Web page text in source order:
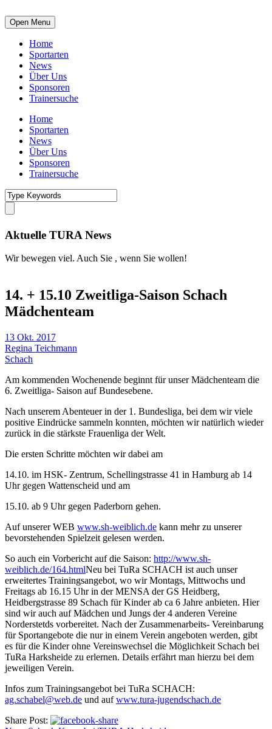
Open Menu
Home
Sportarten
News
Über Uns
Sponsoren
Trainersuche
Home
Sportarten
News
Über Uns
Sponsoren
Trainersuche
Aktuelle TURA News
Wir bewegen viel. Auch Sie , wenn Sie wollen!
14. + 15.10 Zweitliga-Saison Schach
Mädchenteam
13 Okt. 2017
Regina Teichmann
Schach
Am kommenden Wochenende beginnt für unser Mädchenteam die
6. Zweitliga- Saison auf Bundesebene.
Nach unserem Abenteuer in der 1. Bundesliga, bei dem wir viele
positive Eindrücke sammeln konnten, möchten wir natürlich wieder
zurück in die stärkste Frauenliga der Welt.
Die ersten Schritte möchten wir dabei am
14.10. im HSK- Zentrum, Schellingstrasse 41 in Hamburg ab 14
Uhr gegen Wattenscheid und am
15.10. ab 9 Uhr gegen Paderborn gehen.
Auf unserer WEB www.sh-weiblich.de kann mehr zu unserer
bevorstehenden Spielzeit gelesen werden.
So auch ein Vorbericht auf die Saison: http://www.sh-
weiblich.de/164.htmlNeu bei TuRa SCHACH ist auch unser
erweitertes Trainingsangebot, wo wir Montags, Mittwochs und
Freitags ab 16.15 Uhr in der MENSA der GS Heidberg,
Heidbergstrasse 89 Schach für Kinder ab ca 6 Jahre anbieten. Hier
sind wir auch auf Mädchen und Jungs der 4 anderen Vereine
Norderstetds vorbereitet. Nach der Zusammenarbeits- Vereinbarung
für Sportangebote die nur in einem Verein angeboten werden, gibt
es für die Kinder ohne Vereinswechsel die Möglichkeit Schach bei
TuRa Harksheide zu erlernen. Details erfährt man hierzu bei dem
jeweiligen Verein.
Infos zum Trainingsangebot bei TuRa SCHACH:
ag.schabel@web.de und aufwww.tura-jugendschach.de
Share Post: